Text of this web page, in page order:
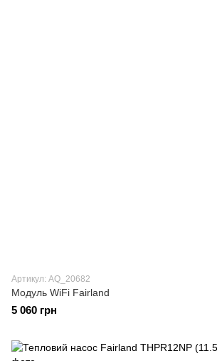
Артикул: AQ_20682
Модуль WiFi Fairland
5 060 грн